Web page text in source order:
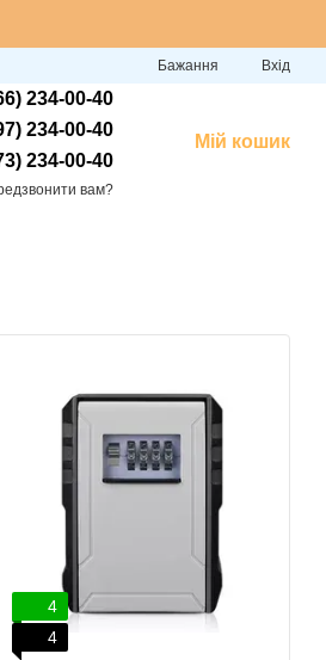
Бажання Вхід
234-00-40
234-00-40
234-00-40
вам?
Мій кошик
4
4